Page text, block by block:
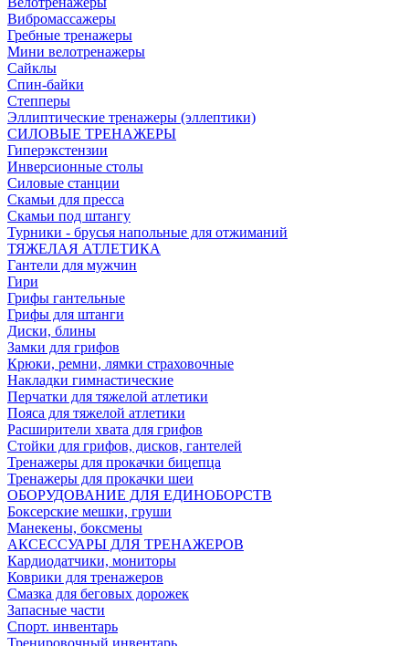
Вибромассажеры
Гребные тренажеры
Мини велотренажеры
Сайклы
Спин-байки
Степперы
Эллиптические тренажеры (эллептики)
СИЛОВЫЕ ТРЕНАЖЕРЫ
Гиперэкстензии
Инверсионные столы
Силовые станции
Скамьи для пресса
Скамьи под штангу
Турники - брусья напольные для отжиманий
ТЯЖЕЛАЯ АТЛЕТИКА
Гантели для мужчин
Гири
Грифы гантельные
Грифы для штанги
Диски, блины
Замки для грифов
Крюки, ремни, лямки страховочные
Накладки гимнастические
Перчатки для тяжелой атлетики
Пояса для тяжелой атлетики
Расширители хвата для грифов
Стойки для грифов, дисков, гантелей
Тренажеры для прокачки бицепца
Тренажеры для прокачки шеи
ОБОРУДОВАНИЕ ДЛЯ ЕДИНОБОРСТВ
Боксерские мешки, груши
Манекены, боксмены
АКСЕССУАРЫ ДЛЯ ТРЕНАЖЕРОВ
Кардиодатчики, мониторы
Коврики для тренажеров
Смазка для беговых дорожек
Запасные части
Спорт. инвентарь
Тренировочный инвентарь